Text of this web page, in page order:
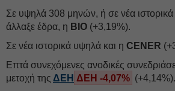
Σε υψηλά 308 μηνών, ή σε νέα
άλλαξε έδρα, η ΒΙΟ (+3,19%).
Σε νέα ιστορικά υψηλά και η CENER
Επτά συνεχόμενες ανοδικές
μετοχή της ΔΕΗ ΔΕΗ -4,07% (+4,14%).